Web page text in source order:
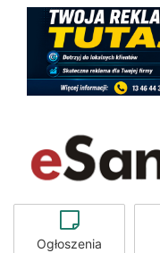
Ogłoszenia